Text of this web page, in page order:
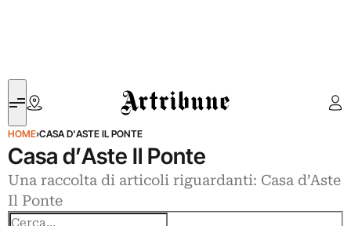
Artribune
HOME›CASA D'ASTE IL PONTE
Casa d’Aste Il Ponte
Una raccolta di articoli riguardanti: Casa d’Aste
Il Ponte